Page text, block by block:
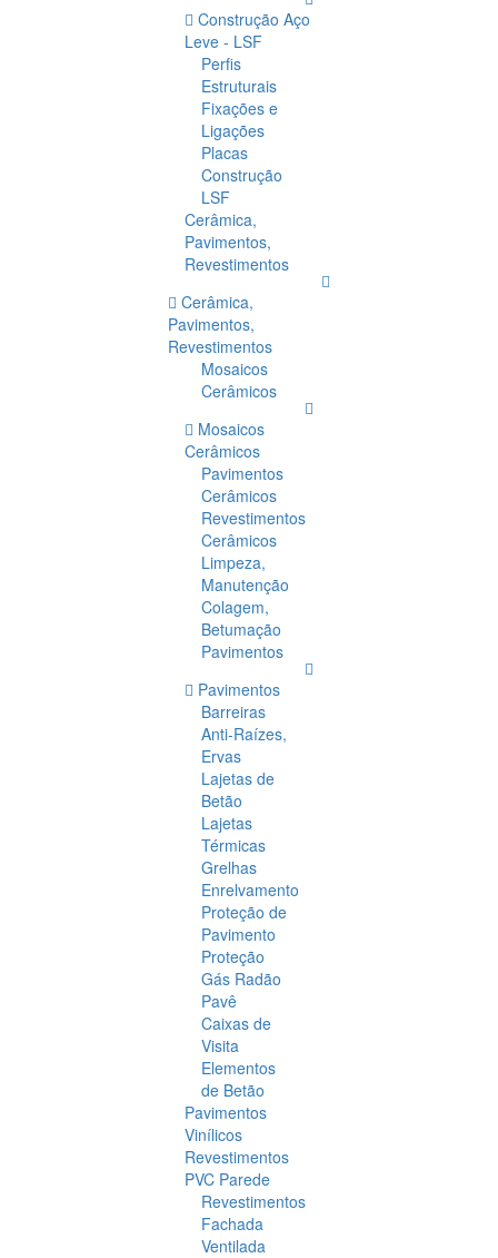
Construção Aço
Leve - LSF
Perfis
Estruturais
Fixações e
Ligações
Placas
Construção
LSF
Cerâmica,
Pavimentos,
Revestimentos
Cerâmica,
Pavimentos,
Revestimentos
Mosaicos
Cerâmicos
Mosaicos
Cerâmicos
Pavimentos
Cerâmicos
Revestimentos
Cerâmicos
Limpeza,
Manutenção
Colagem,
Betumação
Pavimentos
Pavimentos
Barreiras
Anti-Raízes,
Ervas
Lajetas de
Betão
Lajetas
Térmicas
Grelhas
Enrelvamento
Proteção de
Pavimento
Proteção
Gás Radão
Pavê
Caixas de
Visita
Elementos
de Betão
Pavimentos
Vinílicos
Revestimentos
PVC Parede
Revestimentos
Fachada
Ventilada